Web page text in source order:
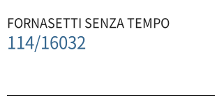
FORNASETTI SENZA TEMPO
114/16032